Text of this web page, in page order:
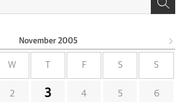
November 2005
W F S S
2 3 4 5 6